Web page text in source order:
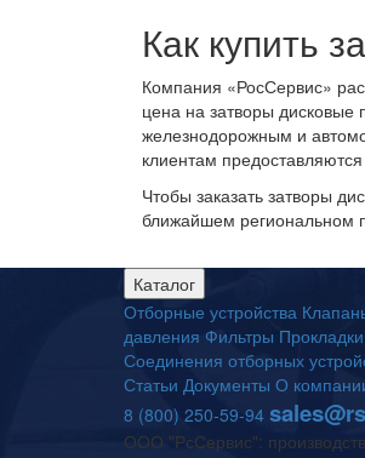
Как купить
Компания «РосСервис»
цена на затворы дисковые
железнодорожным и
клиентам предоставляются
Чтобы заказать затворы
ближайшем региональном
Каталог
Отборные устройства
давления Фильтры
Соединения отборных
Статьи Документы О
8 (800) 250-59-94
ООО "РсСервис":